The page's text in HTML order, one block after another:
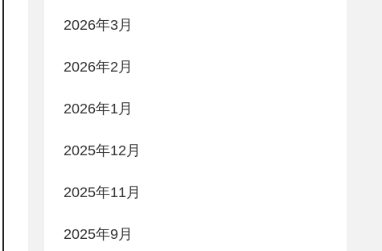
2026年3月
2026年2月
2026年1月
2025年12月
2025年11月
2025年9月